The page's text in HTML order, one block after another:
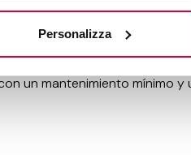
Personalizza
del gres porcelánico es
un mantenimiento mínimo y